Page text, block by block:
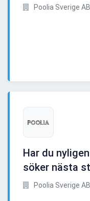
Poolia Sverige AB
Har du
söker nästa
Poolia Sverige AB